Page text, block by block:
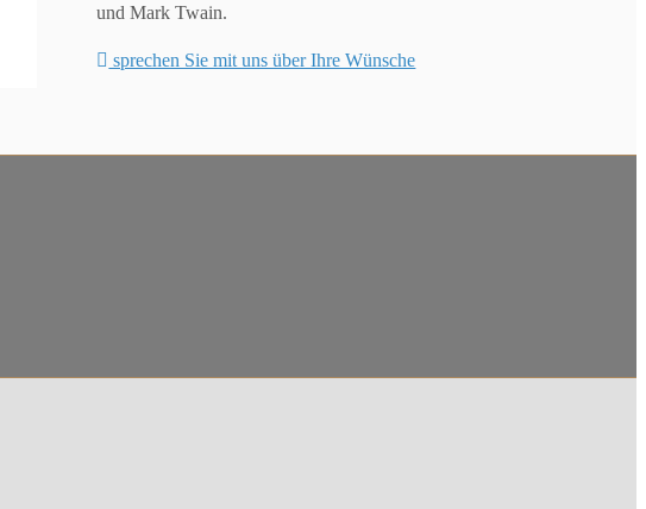
und Mark Twain.
sprechen Sie mit uns über Ihre Wünsche